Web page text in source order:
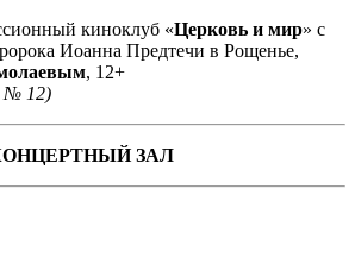
киноклуб «Церковь и мир» с
Иоанна Предтечи в Рощенье,
, 12+
№ 12)
ЗАЛ